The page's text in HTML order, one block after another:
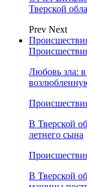
Тверской
Prev Next
Любовь зла:
В Тверской
летнего сына
В Тверской